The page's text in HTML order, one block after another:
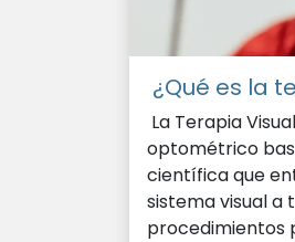
¿Qué es la
La Terapia
optométrico
científica que
sistema visual a
procedimientos